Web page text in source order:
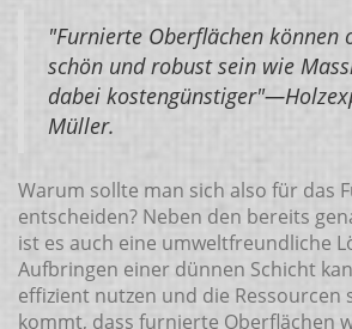
"Furnierte Oberflächen können
schön und robust sein wie
dabei
Müller.
Warum sollte man sich also für das
entscheiden? Neben den bereits
ist es auch eine umweltfreundliche
Aufbringen einer dünnen Schicht
effizient nutzen und die Ressourcen
kommt, dass furnierte Oberflächen